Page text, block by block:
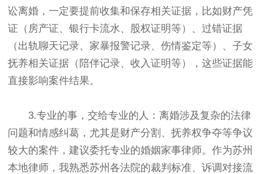
讼离婚，一定要提前收集和保存相关证据，比如财产凭
证（房产证、银行卡流水、股权证明等）、过错证据
（出轨聊天记录、家暴报警记录、伤情鉴定等）、子女
抚养相关证据（陪伴记录、收入证明等），这些证据能
直接影响案件结果。
3.专业的事，交给专业的人：离婚涉及复杂的法律
问题和情感纠葛，尤其是财产分割、抚养权争夺等争议
较大的案件，建议委托专业的婚姻家事律师。作为苏州
本地律师，我熟悉苏州各法院的裁判标准、诉调对接流